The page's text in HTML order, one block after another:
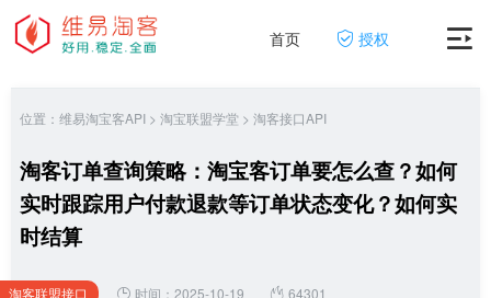
首页 授权
位置： 维易淘宝客API > 淘宝联盟学堂 > 淘客接口API
淘客订单查询策略：淘宝客订单要怎么查？如何
实时跟踪用户付款退款等订单状态变化？如何实
时结算
淘客联盟接口
时间：2025-10-19
64301